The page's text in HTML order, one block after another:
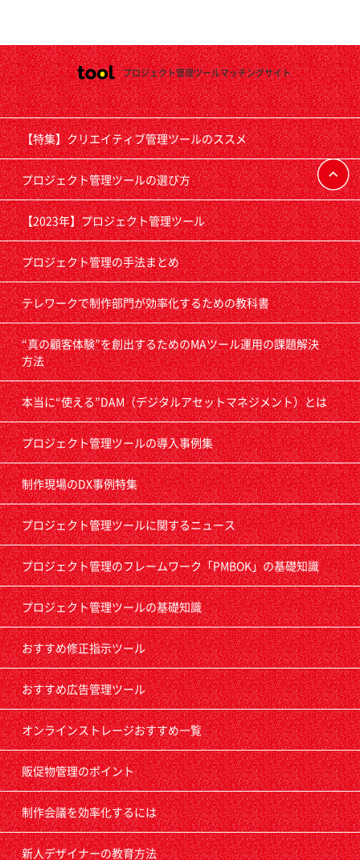
プロジェクト管理ツールマッチングサイト
【特集】クリエイティブ管理ツールのススメ
プロジェクト管理ツールの選び方
【2023年】プロジェクト管理ツール
プロジェクト管理の手法まとめ
テレワークで制作部門が効率化するための教科書
“真の顧客体験”を創出するためのMAツール運用の課題解決
方法
本当に“使える”DAM（デジタルアセットマネジメント）とは
プロジェクト管理ツールの導入事例集
制作現場のDX事例特集
プロジェクト管理ツールに関するニュース
プロジェクト管理のフレームワーク「PMBOK」の基礎知識
プロジェクト管理ツールの基礎知識
おすすめ修正指示ツール
おすすめ広告管理ツール
オンラインストレージおすすめ一覧
販促物管理のポイント
制作会議を効率化するには
新人デザイナーの教育方法